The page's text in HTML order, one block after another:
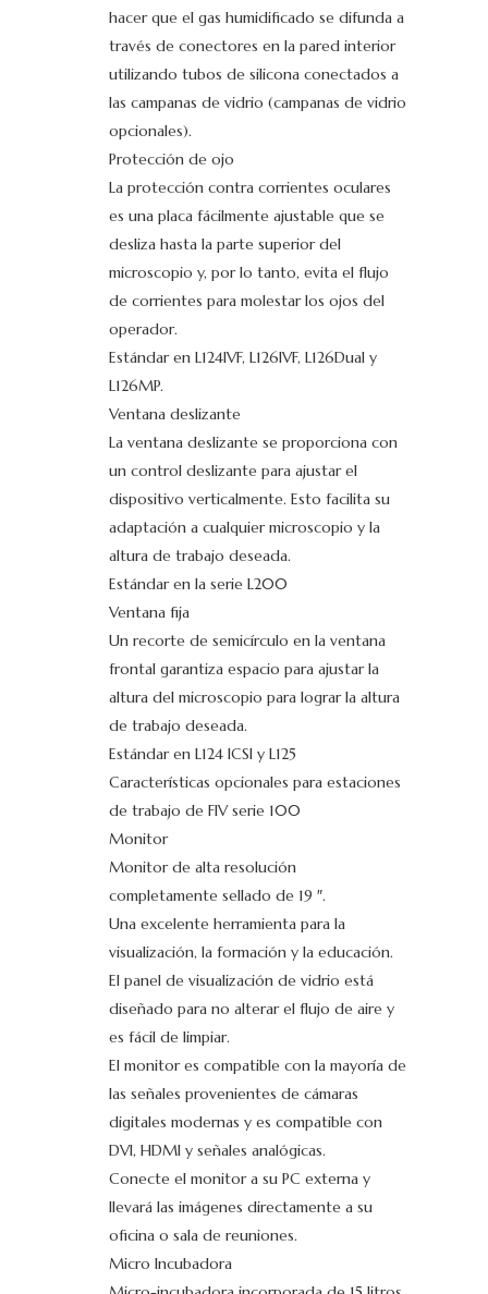
hacer que el gas humidificado se difunda a
través de conectores en la pared interior
utilizando tubos de silicona conectados a
las campanas de vidrio (campanas de vidrio
opcionales).
Protección de ojo
La protección contra corrientes oculares
es una placa fácilmente ajustable que se
desliza hasta la parte superior del
microscopio y, por lo tanto, evita el flujo
de corrientes para molestar los ojos del
operador.
Estándar en L124IVF, L126IVF, L126Dual y
L126MP.
Ventana deslizante
La ventana deslizante se proporciona con
un control deslizante para ajustar el
dispositivo verticalmente. Esto facilita su
adaptación a cualquier microscopio y la
altura de trabajo deseada.
Estándar en la serie L200
Ventana fija
Un recorte de semicírculo en la ventana
frontal garantiza espacio para ajustar la
altura del microscopio para lograr la altura
de trabajo deseada.
Estándar en L124 ICSI y L125
Características opcionales para estaciones
de trabajo de FIV serie 100
Monitor
Monitor de alta resolución
completamente sellado de 19 ″.
Una excelente herramienta para la
visualización, la formación y la educación.
El panel de visualización de vidrio está
diseñado para no alterar el flujo de aire y
es fácil de limpiar.
El monitor es compatible con la mayoría de
las señales provenientes de cámaras
digitales modernas y es compatible con
DVI, HDMI y señales analógicas.
Conecte el monitor a su PC externa y
llevará las imágenes directamente a su
oficina o sala de reuniones.
Micro Incubadora